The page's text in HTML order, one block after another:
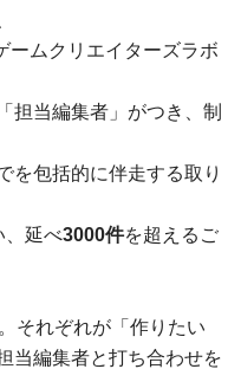
ームクリエイターズラボ
担当編集者」がつき、制
を包括的に伴走する取り
、延べ3000件を超えるご
。それぞれが「作りたい
当編集者と打ち合わせを